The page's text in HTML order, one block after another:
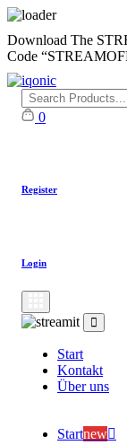
Skip
to
content
Download The
Code
0
Register
Login
Start
Kontakt
Über uns
Startnew